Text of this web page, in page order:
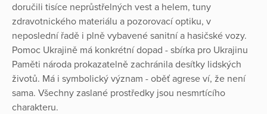
doručili tisíce neprůstřelných vest a helem, tuny
zdravotnického materiálu a pozorovací optiku, v
neposlední řadě i plně vybavené sanitní a hasičské vozy.
Pomoc Ukrajině má konkrétní dopad - sbírka pro Ukrajinu
Paměti národa prokazatelně zachránila desítky lidských
životů. Má i symbolický význam - oběť agrese ví, že není
sama. Všechny zaslané prostředky jsou nesmrtícího
charakteru.